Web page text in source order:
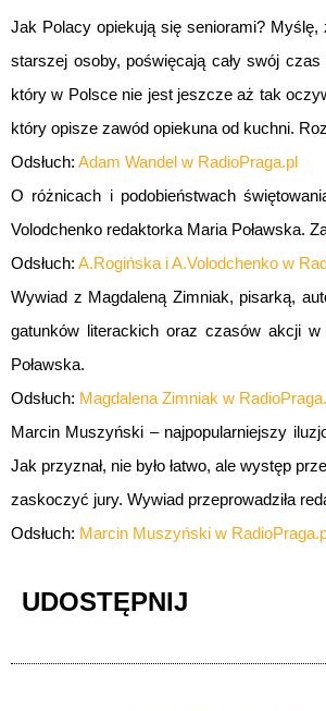
Jak Polacy opiekują się seniorami?
starszej osoby, poświęcają cały swój
który w Polsce nie jest jeszcze aż tak
który opisze zawód opiekuna od kuchni.
Odsłuch: Adam Wandel w RadioPraga.pl
O różnicach i podobieństwach
Volodchenko redaktorka Maria Poławska.
Odsłuch: A.Rogińska i A.Volodchenko w
Wywiad z Magdaleną Zimniak, pisarką,
gatunków literackich oraz czasów akcji
Poławska.
Odsłuch: Magdalena Zimniak w
Marcin Muszyński – najpopularniejszy
Jak przyznał, nie było łatwo, ale występ
zaskoczyć jury. Wywiad przeprowadziła
Odsłuch: Marcin Muszyński w
UDOSTĘPNIJ